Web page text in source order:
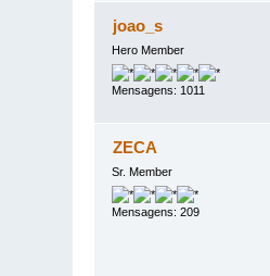
joao_s
Hero Member
Mensagens: 1011
ZECA
Sr. Member
Mensagens: 209